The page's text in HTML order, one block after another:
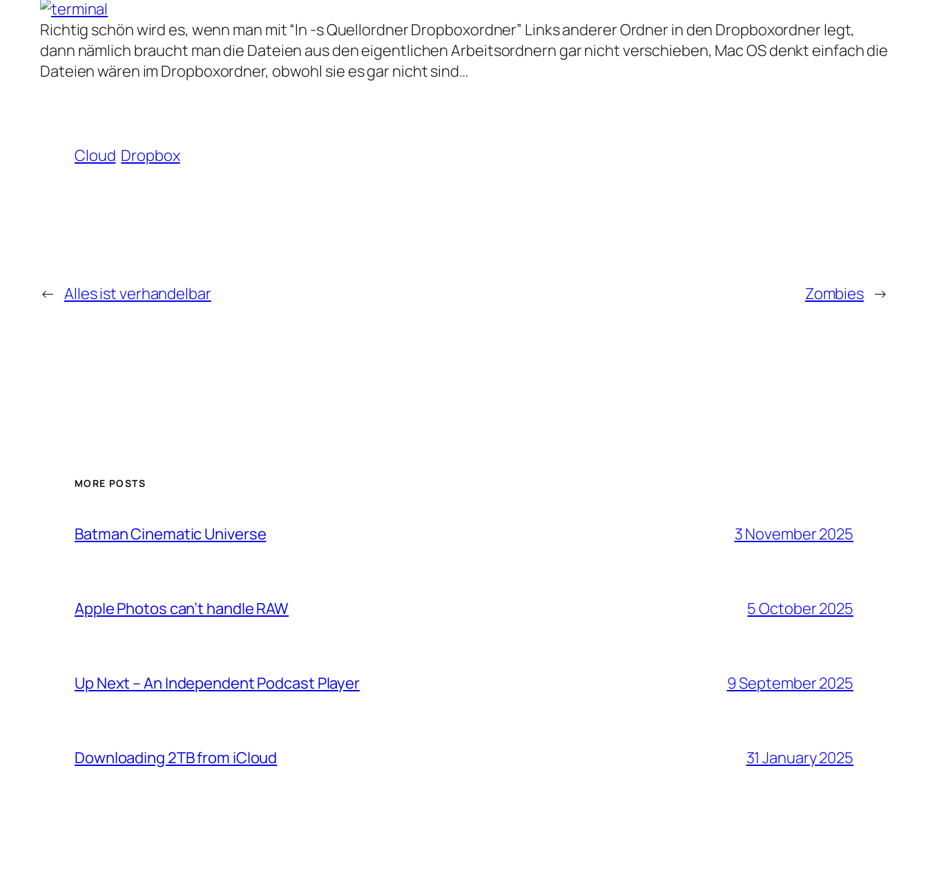
Richtig schön wird es, wenn man mit “ln -s Quellordner Dropboxordner” Links anderer Ordner in den Dropboxordner legt,
dann nämlich braucht man die Dateien aus den eigentlichen Arbeitsordnern gar nicht verschieben, Mac OS denkt einfach die
Dateien wären im Dropboxordner, obwohl sie es gar nicht sind…
Cloud Dropbox
← Alles ist verhandelbar Zombies →
MORE POSTS
Batman Cinematic Universe 3 November 2025
Apple Photos can’t handle RAW 5 October 2025
Up Next – An Independent Podcast Player 9 September 2025
Downloading 2TB from iCloud 31 January 2025